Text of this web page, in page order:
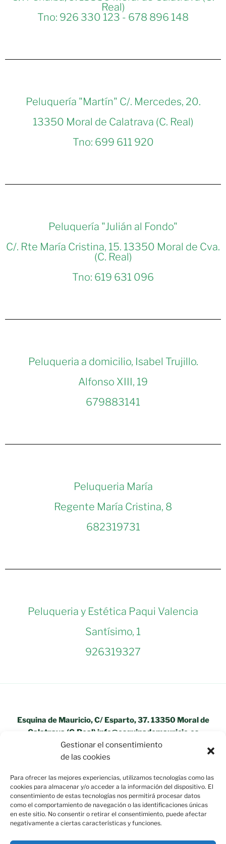
Gestionar el consentimiento
de las cookies
Para ofrecer las mejores experiencias, utilizamos tecnologías como las
cookies para almacenar y/o acceder a la información del dispositivo. El
consentimiento de estas tecnologías nos permitirá procesar datos
como el comportamiento de navegación o las identificaciones únicas
en este sitio. No consentir o retirar el consentimiento, puede afectar
negativamente a ciertas características y funciones.
Real)
Tno: 926 330 123 - 678 896 148
Peluquería "Martín" C/. Mercedes, 20.
13350 Moral de Calatrava (C. Real)
Tno: 699 611 920
Peluquería "Julián al Fondo"
C/. Rte María Cristina, 15. 13350 Moral de Cva.
(C. Real)
Tno: 619 631 096
Peluqueria a domicilio, Isabel Trujillo.
Alfonso XIII, 19
679883141
Peluqueria María
Regente María Cristina, 8
682319731
Peluqueria y Estética Paqui Valencia
Santísimo, 1
926319327
Esquina de Mauricio, C/ Esparto, 37. 13350 Moral de
Calatrava (C.Real) info@esquinademauricio.es
«Aviso Legal»